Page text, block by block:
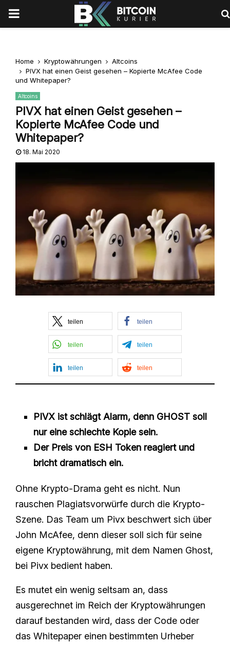
PRIMARY
Home Kryptowährungen
Altcoins
PIVX hat einen Geist gesehen – Kopierte McAfee Code
und Whitepaper?
Altcoins
PIVX hat einen Geist gesehen –
Kopierte McAfee Code und
Whitepaper?
18. Mai 2020
teilen teilen
teilen teilen
teilen teilen
PIVX ist schlägt Alarm, denn GHOST soll
nur eine schlechte Kopie sein.
Der Preis von ESH Token reagiert und
bricht dramatisch ein.
Ohne Krypto-Drama geht es nicht. Nun
rauschen Plagiatsvorwürfe durch die Krypto-
Szene. Das Team um Pivx beschwert sich über
John McAfee, denn dieser soll sich für seine
eigene Kryptowährung, mit dem Namen Ghost,
bei Pivx bedient haben.
Es mutet ein wenig seltsam an, dass
ausgerechnet im Reich der Kryptowährungen
darauf bestanden wird, dass der Code oder
das Whitepaper einen bestimmten Urheber